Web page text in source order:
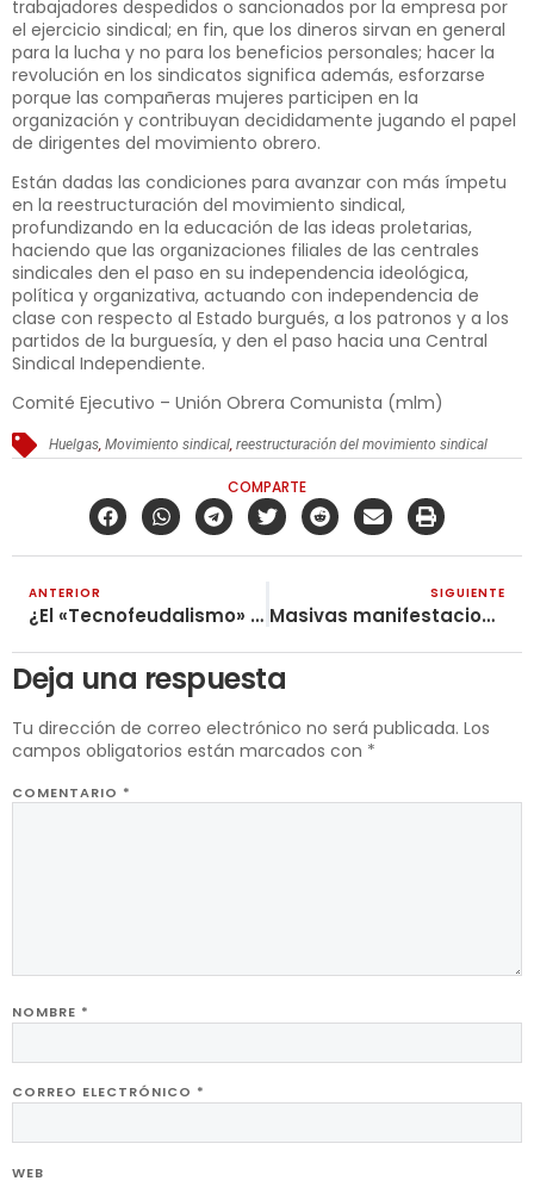
trabajadores despedidos o sancionados por la empresa por
el ejercicio sindical; en fin, que los dineros sirvan en general
para la lucha y no para los beneficios personales; hacer la
revolución en los sindicatos significa además, esforzarse
porque las compañeras mujeres participen en la
organización y contribuyan decididamente jugando el papel
de dirigentes del movimiento obrero.
Están dadas las condiciones para avanzar con más ímpetu
en la reestructuración del movimiento sindical,
profundizando en la educación de las ideas proletarias,
haciendo que las organizaciones filiales de las centrales
sindicales den el paso en su independencia ideológica,
política y organizativa, actuando con independencia de
clase con respecto al Estado burgués, a los patronos y a los
partidos de la burguesía, y den el paso hacia una Central
Sindical Independiente.
Comité Ejecutivo – Unión Obrera Comunista (mlm)
Huelgas,Movimiento sindical,reestructuración del movimiento sindical
COMPARTE
ANTERIOR
¿El «Tecnofeudalismo» de Varoufakis o el capitalismo siendo capitalismo?
SIGUIENTE
Masivas manifestaciones en Grecia: El pueblo no agachará la cabeza
Deja una respuesta
Tu dirección de correo electrónico no será publicada. Los
campos obligatorios están marcados con *
COMENTARIO *
NOMBRE *
CORREO ELECTRÓNICO *
WEB